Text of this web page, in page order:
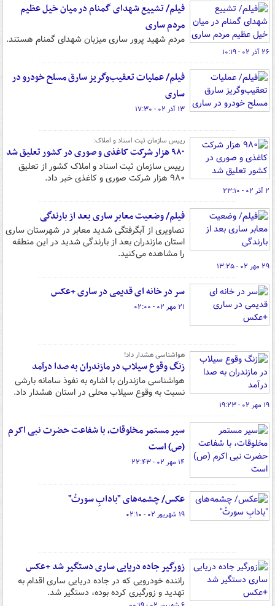
فیلم/ تشییع شهدای گمنام در میان خیل عظیم
مردم ساری
مردم شهید پرور ساری میزبان شهدای گمنام هستند.
۲۶ آذر ۰۲ - ۱۰:۱۹
فیلم/ عملیات تعقیب‌وگریز سارق مسلح خودرو در
ساری
۱۳ آذر ۰۲ - ۱۷:۳۰
رییس سازمان ثبت اسناد و املاک:
۹۸۰ هزار شرکت کاغذی و صوری در کشور تعلیق شد
رییس سازمان ثبت اسناد و املاک کشور از تعلیق
۹۸۰ هزار شرکت صوری و کاغذی خبر داد.
۲ آذر ۰۲ - ۲۳:۱۰
فیلم/ وضعیت معابر ساری بعد از بارندگی
تصاویری از آبگرفتگی شدید معابر در شهرستان ساری
استان مازندران بعد از بارندگی شدید در این منطقه
را مشاهده می‌کنید.
۲۹ مهر ۰۲ - ۱۳:۲۵
سر در خانه ای قدیمی در ساری +عکس
۲۱ مهر ۰۲ - ۰۲:۰۰
هواشناسی هشدار داد!
زنگ وقوع سیلاب در مازندران به صدا درآمد
هواشناسی مازندران با اشاره به نفوذ سامانه بارشی
نسبت به وقوع سیلاب محلی در استان هشدار داد.
۱۹ مهر ۰۲ - ۱۹:۲۳
سیر مستمر مخلوقات، با شفاعت حضرت نبی اکرم
(ص) است
۱۴ مهر ۰۲ - ۲۲:۴۳
عکس/ چشمه‌های "بادابِ سورتْ"
۱۹ شهریور ۰۲ - ۰۲:۱۰
زورگیر جاده دریایی ساری دستگیر شد +عکس
راننده خودرویی که در جاده دریایی ساری اقدام به
تهدید و زورگیری کرده بوده، دستگیر شد.